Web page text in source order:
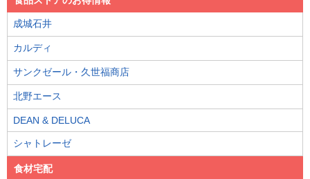
成城石井
カルディ
サンクゼール・久世福商店
北野エース
DEAN & DELUCA
シャトレーゼ
食材宅配